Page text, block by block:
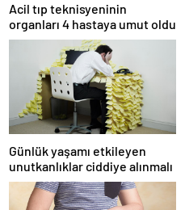
Acil tıp teknisyeninin
organları 4 hastaya umut oldu
Günlük yaşamı etkileyen
unutkanlıklar ciddiye alınmalı